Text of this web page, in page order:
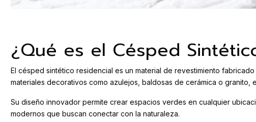
¿Qué es el Césped
El césped sintético residencial es un material de revestimiento
materiales decorativos como azulejos, baldosas de cerámica o
Su diseño innovador permite crear espacios verdes en cualquier
modernos que buscan conectar con la naturaleza.